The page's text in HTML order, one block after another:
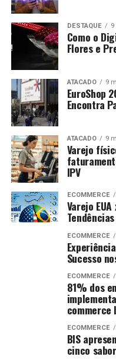
DESTAQUE
Como o
Flores e
ATACADO 9
EuroShop
Encontra
ATACADO 9
Varejo
IPV
ECOMMERCE
Varejo
ECOMMERCE
Sucesso
ECOMMERCE
81% dos
ECOMMERCE
BIS
cinco